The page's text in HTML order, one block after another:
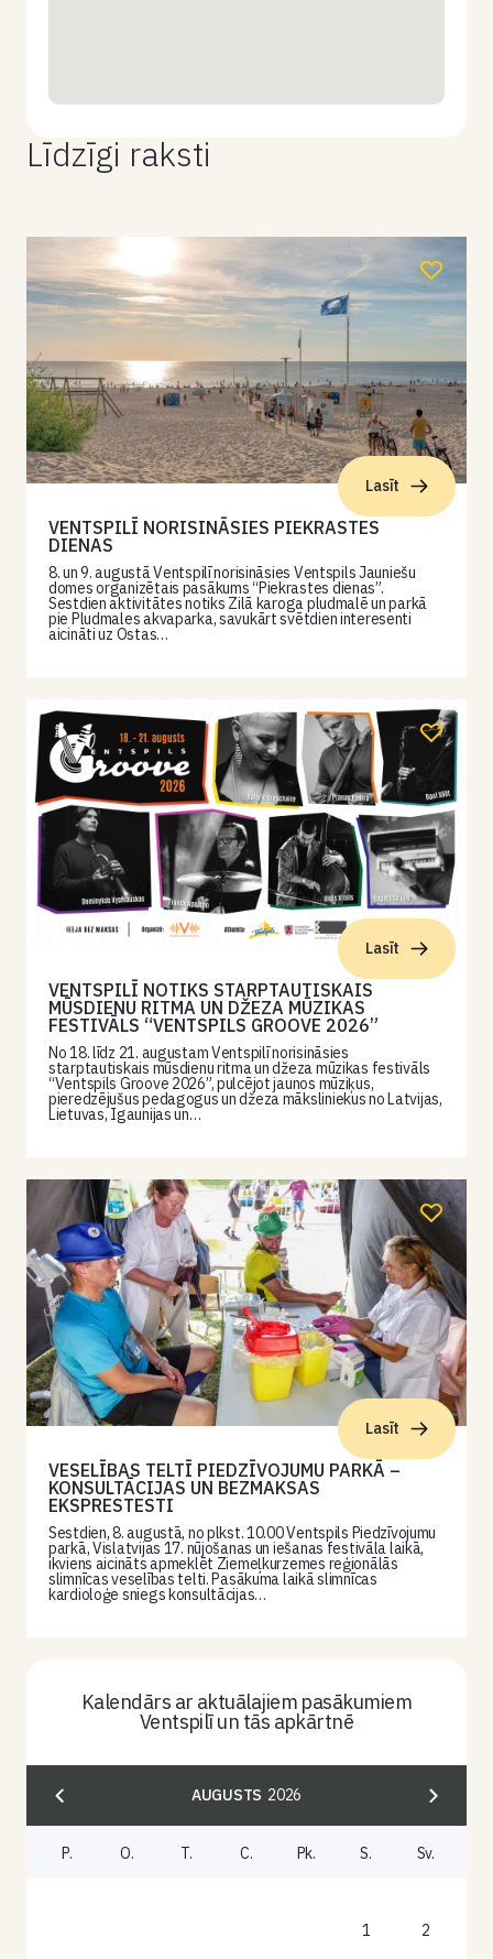
Līdzīgi raksti
Lasīt
VENTSPILĪ NORISINĀSIES PIEKRASTES
DIENAS
8. un 9. augustā Ventspilī norisināsies Ventspils Jauniešu
domes organizētais pasākums “Piekrastes dienas”.
Sestdien aktivitātes notiks Zilā karoga pludmalē un parkā
pie Pludmales akvaparka, savukārt svētdien interesenti
aicināti uz Ostas…
Lasīt
VENTSPILĪ NOTIKS STARPTAUTISKAIS
MŪSDIENU RITMA UN DŽEZA MŪZIKAS
FESTIVĀLS “VENTSPILS GROOVE 2026”
No 18. līdz 21. augustam Ventspilī norisināsies
starptautiskais mūsdienu ritma un džeza mūzikas festivāls
“Ventspils Groove 2026”, pulcējot jaunos mūziķus,
pieredzējušus pedagogus un džeza māksliniekus no Latvijas,
Lietuvas, Igaunijas un…
Lasīt
VESELĪBAS TELTĪ PIEDZĪVOJUMU PARKĀ –
KONSULTĀCIJAS UN BEZMAKSAS
EKSPRESTESTI
Sestdien, 8. augustā, no plkst. 10.00 Ventspils Piedzīvojumu
parkā, Vislatvijas 17. nūjošanas un iešanas festivāla laikā,
ikviens aicināts apmeklēt Ziemeļkurzemes reģionālās
slimnīcas veselības telti. Pasākuma laikā slimnīcas
kardioloģe sniegs konsultācijas…
Kalendārs ar aktuālajiem pasākumiem
Ventspilī un tās apkārtnē
AUGUSTS 2026
P. O. T. C. Pk. S. Sv.
1 2